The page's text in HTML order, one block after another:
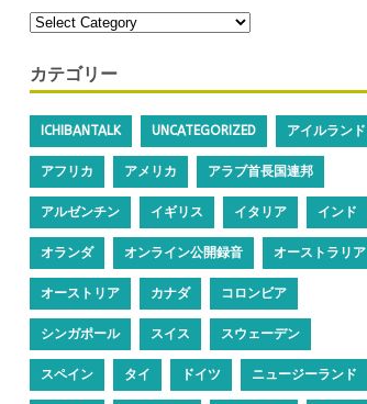
カテゴリー
ICHIBANTALK UNCATEGORIZED アイルランド
アフリカ アメリカ アラブ首長国連邦
アルゼンチン イギリス イタリア インド
オランダ オンライン公開録音 オーストラリア
オーストリア カナダ コロンビア
シンガポール スイス スウェーデン
スペイン タイ ドイツ ニュージーランド